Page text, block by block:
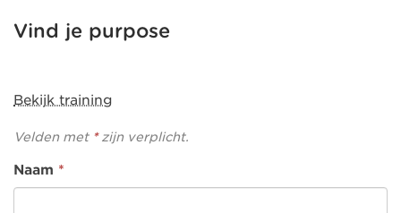
Vind je purpose
Bekijk training
Velden met *zijn verplicht.
Naam *